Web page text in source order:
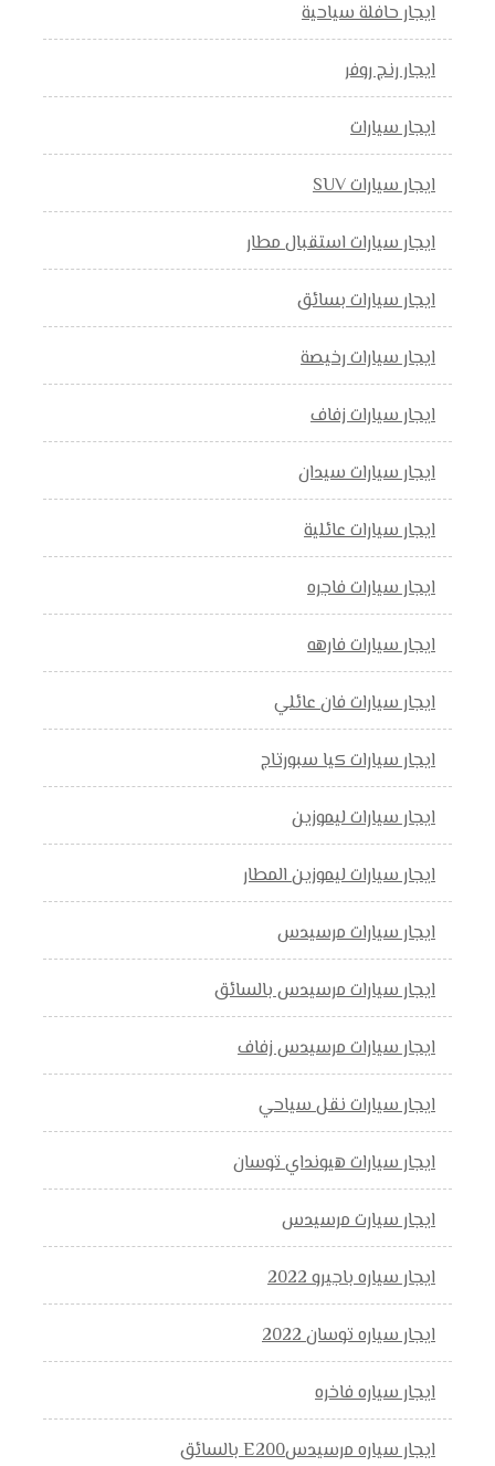
ايجار حافلة سياحية
ايجار رنج روفر
ايجار سيارات
ايجار سيارات SUV
ايجار سيارات استقبال مطار
ايجار سيارات بسائق
ايجار سيارات رخيصة
ايجار سيارات زفاف
ايجار سيارات سيدان
ايجار سيارات عائلية
ايجار سيارات فاجره
ايجار سيارات فارهه
ايجار سيارات فان عائلي
ايجار سيارات كيا سبورتاج
ايجار سيارات ليموزين
ايجار سيارات ليموزين المطار
ايجار سيارات مرسيدس
ايجار سيارات مرسيدس بالسائق
ايجار سيارات مرسيدس زفاف
ايجار سيارات نقل سياحي
ايجار سيارات هيونداي توسان
ايجار سيارت مرسيدس
ايجار سياره باجيرو 2022
ايجار سياره توسان 2022
ايجار سياره فاخره
ايجار سياره مرسيدسE200 بالسائق